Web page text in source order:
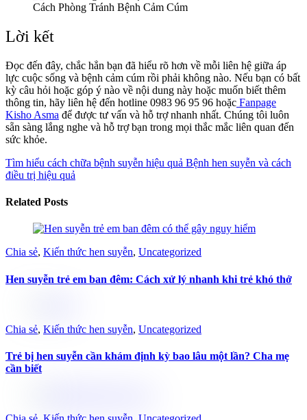
Cách Phòng Tránh Bệnh Cảm Cúm
Lời kết
Đọc đến đây, chắc hẳn bạn đã hiểu rõ hơn về mỗi liên hệ giữa áp
lực cuộc sống và bệnh cảm cúm rồi phải không nào. Nếu bạn có bất
kỳ câu hỏi hoặc góp ý nào về nội dung này hoặc muốn biết thêm
thông tin, hãy liên hệ đến hotline 0983 96 95 96 hoặc Fanpage
Kisho Asma để được tư vấn và hỗ trợ nhanh nhất. Chúng tôi luôn
sẵn sàng lắng nghe và hỗ trợ bạn trong mọi thắc mắc liên quan đến
sức khỏe.
Tìm hiểu cách chữa bệnh suyễn hiệu quả Bệnh hen suyễn và cách
điều trị hiệu quả
Related Posts
Chia sẻ, Kiến thức hen suyễn, Uncategorized
Hen suyễn trẻ em ban đêm: Cách xử lý nhanh khi trẻ khó thở
Chia sẻ, Kiến thức hen suyễn, Uncategorized
Trẻ bị hen suyễn cần khám định kỳ bao lâu một lần? Cha mẹ
cần biết